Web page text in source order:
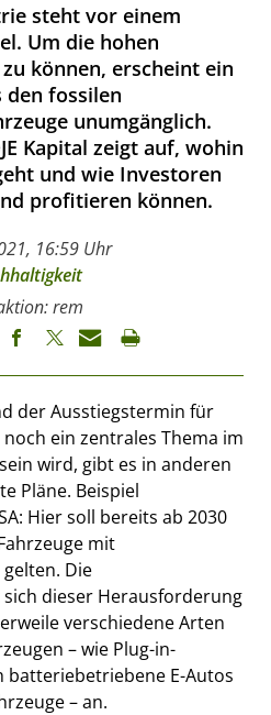
steht vor einem
Um die hohen
können, erscheint ein
den fossilen
unumgänglich.
Kapital zeigt auf, wohin
und wie Investoren
profitieren können.
16:59 Uhr
rem
der Ausstiegstermin für
ein zentrales Thema im
wird, gibt es in anderen
Pläne. Beispiel
Hier soll bereits ab 2030
mit
Die
dieser Herausforderung
verschiedene Arten
– wie Plug-in-
batteriebetriebene E-Autos
– an.